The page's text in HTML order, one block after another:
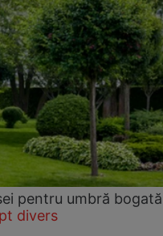
pentru umbră
divers